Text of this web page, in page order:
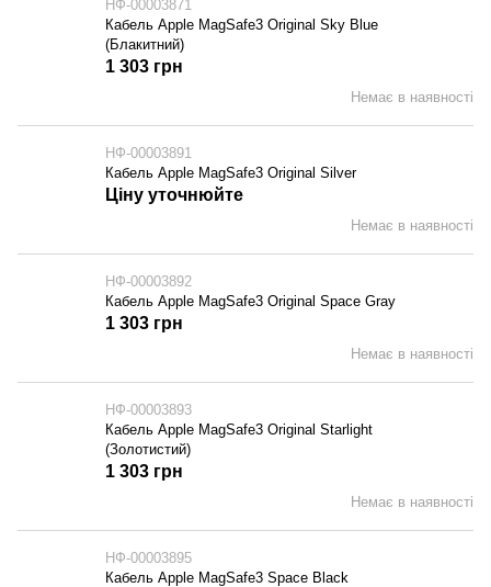
НФ-00003871
Кабель Apple MagSafe3 Original Sky Blue
(Блакитний)
Немає в наявності
1 303 грн
НФ-00003891
Кабель Apple MagSafe3 Original Silver
Немає в наявності
Ціну уточнюйте
НФ-00003892
Кабель Apple MagSafe3 Original Space Gray
Немає в наявності
1 303 грн
НФ-00003893
Кабель Apple MagSafe3 Original Starlight
(Золотистий)
Немає в наявності
1 303 грн
НФ-00003895
Кабель Apple MagSafe3 Space Black